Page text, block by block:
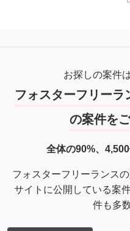
お探しの案件
フォスターフリーラ
の案件を
全体の90%、
フォスターフリーランス
サイトに公開している案
件も多